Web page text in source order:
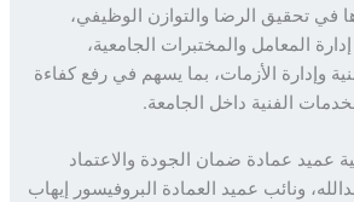
الرضا والتوازن الوظيفي،
والمختبرات الجامعية،
الأزمات، بما يسهم في رفع كفاءة
داخل الجامعة.
عمادة ضمان الجودة والاعتماد
عميد العمادة البروفيسور إيهاب